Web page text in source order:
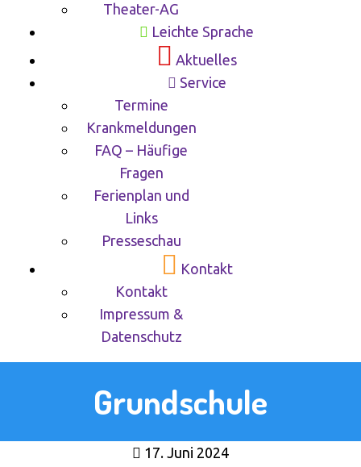
Theater-AG
Leichte Sprache
Aktuelles
Service
Termine
Krankmeldungen
FAQ – Häufige
Fragen
Ferienplan und
Links
Presseschau
Kontakt
Kontakt
Impressum &
Datenschutz
Grundschule
17. Juni 2024